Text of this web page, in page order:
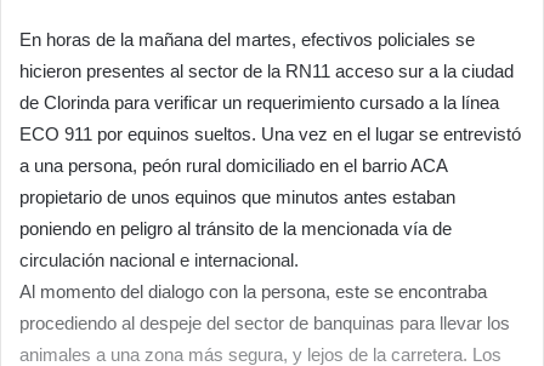
En horas de la mañana del martes, efectivos policiales se
hicieron presentes al sector de la RN11 acceso sur a la ciudad
de Clorinda para verificar un requerimiento cursado a la línea
ECO 911 por equinos sueltos. Una vez en el lugar se entrevistó
a una persona, peón rural domiciliado en el barrio ACA
propietario de unos equinos que minutos antes estaban
poniendo en peligro al tránsito de la mencionada vía de
circulación nacional e internacional.
Al momento del dialogo con la persona, este se encontraba
procediendo al despeje del sector de banquinas para llevar los
animales a una zona más segura, y lejos de la carretera. Los